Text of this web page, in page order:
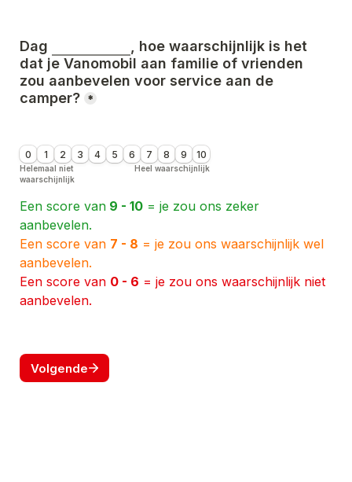
Dag
, hoe waarschijnlijk is het
dat je Vanomobil aan familie of vrienden
zou aanbevelen voor service aan de
camper? *
0 1 2 3 4 5 6 7 8 9 10
Helemaal niet
waarschijnlijk
Heel waarschijnlijk
Een score van 9 - 10 = je zou ons zeker
Een score van 7 - 8 = je zou ons waarschijnlijk wel
Een score van 0 - 6 = je zou ons waarschijnlijk niet
aanbevelen.
Volgende